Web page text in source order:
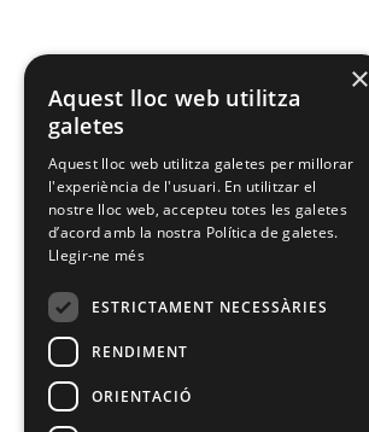
×
Aquest lloc web utilitza
galetes
Aquest lloc web utilitza galetes per millorar
l'experiència de l'usuari. En utilitzar el
nostre lloc web, accepteu totes les galetes
d’acord amb la nostra Política de galetes.
Llegir-ne més
ESTRICTAMENT NECESSÀRIES
RENDIMENT
ORIENTACIÓ